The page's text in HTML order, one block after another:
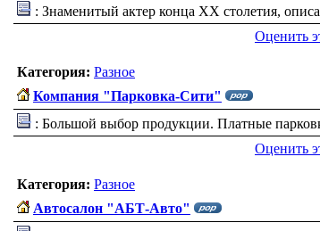
: Знаменитый актер конца XX столетия,
Оценить
Категория: Разное
Компания "Парковка-Сити"
: Большой выбор продукции. Платные
Оценить
Категория: Разное
Автосалон "АБТ-Авто"